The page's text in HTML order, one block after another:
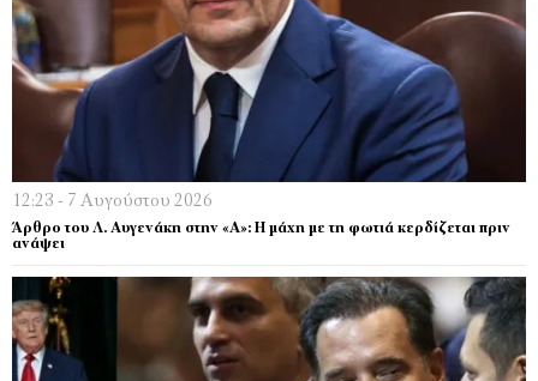
12:23 - 7 Αυγούστου 2026
Άρθρο του Λ. Αυγενάκη στην «Α»: Η μάχη με τη φωτιά κερδίζεται πριν
ανάψει